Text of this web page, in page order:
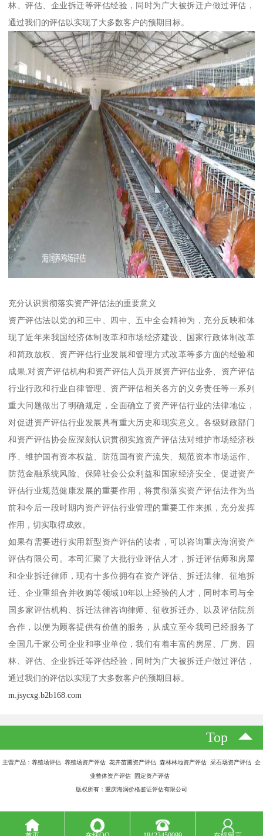
林、评估、企业拆迁等评估经验，同时为广大被拆迁户做过评估，
通过我们的评估以实现了大多数客户的预期目标。
充分认识贯彻落实资产评估法的重要意义
资产评估法以党的和三中、四中、五中全会精神为，充分反映和体
现了近年来我国经济体制改革和市场经济建设、国家行政体制改革
和简政放权、资产评估行业发展和管理方式改革等多方面的经验和
成果,对资产评估机构和资产评估人员开展资产评估业务、资产评估
行业行政和行业自律管理、资产评估相关各方的义务责任等一系列
重大问题做出了明确规定，全面确立了资产评估行业的法律地位，
对促进资产评估行业发展具有重大历史和现实意义。各级财政部门
和资产评估协会应深刻认识贯彻实施资产评估法对维护市场经济秩
序、维护国有资本权益、防范国有资产流失、规范资本市场运作、
防范金融系统风险、保障社会公众利益和国家经济安全、促进资产
评估行业规范健康发展的重要作用，将贯彻落实资产评估法作为当
前和今后一段时期内资产评估行业管理的重要工作来抓，充分发挥
作用，切实取得成效。
如果有需要进行实用新型资产评估的读者，可以咨询重庆海润资产
评估有限公司。本司汇聚了大批行业评估人才，拆迁评估师和房屋
和企业拆迁律师，现有十多位拥有在资产评估、拆迁法律、征地拆
迁、企业重组合并收购等领域10年以上经验的人才，同时本司与全
国多家评估机构、拆迁法律咨询律师、征收拆迁办、以及评估院所
合作，以便为顾客提供有价值的服务，从成立至今我司已经服务了
全国几千家公司企业和事业单位，我们有着丰富的房屋、厂房、园
林、评估、企业拆迁等评估经验，同时为广大被拆迁户做过评估，
通过我们的评估以实现了大多数客户的预期目标。
m.jsycxg.b2b168.com
Top
主营产品：养殖场评估 养殖场资产评估 花卉苗圃资产评估 森林林地资产评估 采石场资产评估 企
业整体资产评估 固定资产评估
版权所有：重庆海润价格鉴证评估有限公司